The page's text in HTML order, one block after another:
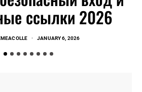
ссылки 2026
JANUARY 6, 2026